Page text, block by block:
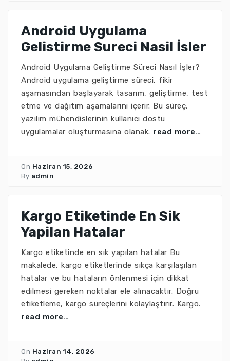
Android Uygulama
Gelistirme Sureci Nasil İsler
Android Uygulama Geliştirme Süreci Nasıl İşler?
Android uygulama geliştirme süreci, fikir
aşamasından başlayarak tasarım, geliştirme, test
etme ve dağıtım aşamalarını içerir. Bu süreç,
yazılım mühendislerinin kullanıcı dostu
uygulamalar oluşturmasına olanak. read more…
On Haziran 15, 2026
By admin
Kargo Etiketinde En Sik
Yapilan Hatalar
Kargo etiketinde en sık yapılan hatalar Bu
makalede, kargo etiketlerinde sıkça karşılaşılan
hatalar ve bu hataların önlenmesi için dikkat
edilmesi gereken noktalar ele alınacaktır. Doğru
etiketleme, kargo süreçlerini kolaylaştırır. Kargo.
read more…
On Haziran 14, 2026